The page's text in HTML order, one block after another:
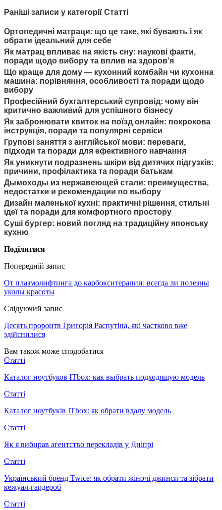
Раніші записи у категорії Статті
Ортопедичні матраци: що це таке, які бувають і як
обрати ідеальний для себе
Як матрац впливає на якість сну: наукові факти,
поради щодо вибору та вплив на здоров’я
Що краще для дому — кухонний комбайн чи кухонна
машина: порівняння, особливості та поради щодо
вибору
Професійний бухгалтерський супровід: чому він
критично важливий для успішного бізнесу
Як забронювати квиток на поїзд онлайн: покрокова
інструкція, поради та популярні сервіси
Групові заняття з англійської мови: переваги,
підходи та поради для ефективного навчання
Як уникнути подразнень шкіри від дитячих підгузків:
причини, профілактика та поради батькам
Дымоходы из нержавеющей стали: преимущества,
недостатки и рекомендации по выбору
Дизайн маленької кухні: практичні рішення, стильні
ідеї та поради для комфортного простору
Суші бургер: новий погляд на традиційну японську
кухню
Поділитися
Попередній запис
От плазмолифтинга до карбокситерапии: всегда ли полезны
уколы красоты
Слідуючий запис
Десять пророцтв Григорія Распутіна, які частково вже
здійснилися
Вам також може сподобатися
Статті
Каталог ноутбуков ITbox: как выбрать подходящую модель
Статті
Каталог ноутбуків ITbox: як обрати вдалу модель
Статті
Як я вибирав агентство перекладів у Дніпрі
Статті
Український бренд Twice: як обрати жіночі джинси та зібрати
кежуал-гардероб
Статті